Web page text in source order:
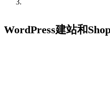
WordPress建站和